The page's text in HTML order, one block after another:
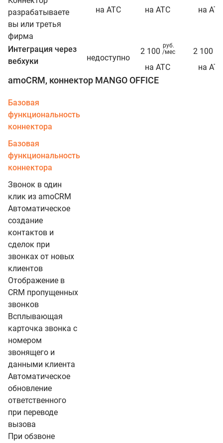
разрабатываете
вы или третья
фирма
на АТС на АТС на АТС
Интеграция через
вебхуки
недоступно
2 100
руб.
/мес
на АТС
2 100
на АТС
amoCRM, коннектор MANGO OFFICE
Базовая
функциональность
коннектора
Базовая
функциональность
коннектора
Звонок в один
клик из amoCRM
Автоматическое
создание
контактов и
сделок при
звонках от новых
клиентов
Отображение в
CRM пропущенных
звонков
Всплывающая
карточка звонка с
номером
звонящего и
данными клиента
Автоматическое
обновление
ответственного
при переводе
вызова
При обзвоне